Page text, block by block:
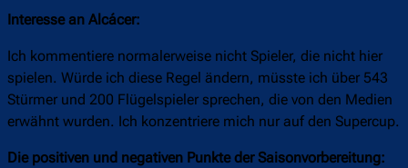
Interesse an Alcácer:
Ich kommentiere normalerweise nicht Spieler, die nicht hier
spielen. Würde ich diese Regel ändern, müsste ich über 543
Stürmer und 200 Flügelspieler sprechen, die von den Medien
erwähnt wurden. Ich konzentriere mich nur auf den Supercup.
Die positiven und negativen Punkte der Saisonvorbereitung: